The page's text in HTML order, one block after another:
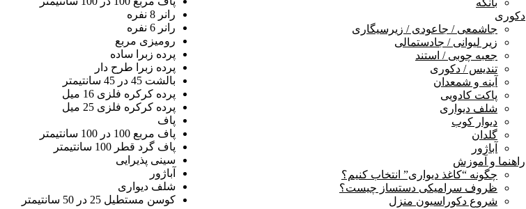
بانکه
دکوری
جاشمعی / جاعودی / زیرسیگاری
زیر لیوانی / جادستمالی
جعبه چوبی / استند
تندیس / دکوری
آینه و شمعدان
پاکت کادویی
شلف دیواری
دیوار کوب
گلدان
آباژور
راهنما و آموزش
چگونه “کاغذ دیواری” انتخاب کنیم؟
ظروف سرامیکی دستساز چیست؟
شروع دکوراسیون منزل
رانر 8 نفره
رانر 6 نفره
رومیزی مربع
پرده زبرا ساده
پرده زبرا طرح دار
بالشت 45 در 45 سانتیمتر
پرده کرکره فلزی 16 میل
پرده کرکره فلزی 25 میل
پاف
پاف مربع 100 در 100 سانتیمتر
پاف گرد قطر 100 سانتیمتر
سینی پذیرایی
آباژور
شلف دیواری
کوسن مستطیل 25 در 50 سانتیمتر